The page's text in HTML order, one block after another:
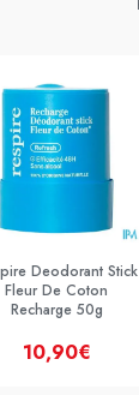
Deodorant Stick
Fleur De Coton
Recharge 50g
10,90€